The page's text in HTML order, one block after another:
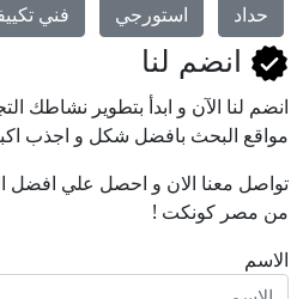
استورجي فني تكييفات
لنا
و ابدأ بتطوير نشاطك التجاري و
بافضل شكل و اجذب اكبر عدد من
الان و احصل علي افضل العروض
!